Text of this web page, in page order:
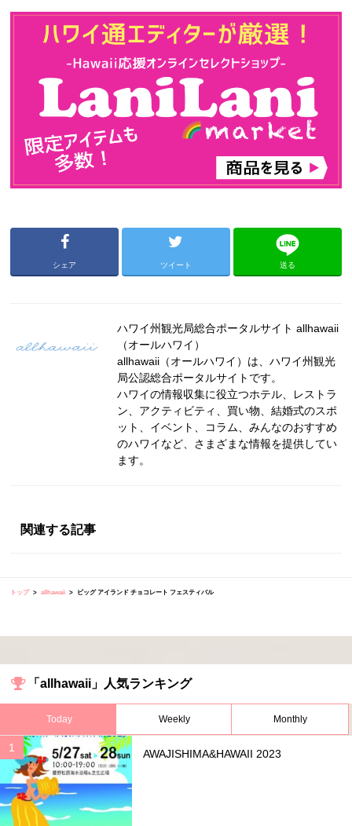
シェア ツイート 送る
ハワイ州観光局総合ポータルサイト allhawaii
（オールハワイ）
allhawaii（オールハワイ）は、ハワイ州観光
局公認総合ポータルサイトです。
ハワイの情報収集に役立つホテル、レストラ
ン、アクティビティ、買い物、結婚式のスポ
ット、イベント、コラム、みんなのおすすめ
のハワイなど、さまざまな情報を提供してい
ます。
関連する記事
トップ allhawaii ビッグ アイランド チョコレート フェスティバル
「allhawaii」人気ランキング
Today Weekly Monthly
AWAJISHIMA&HAWAII 2023